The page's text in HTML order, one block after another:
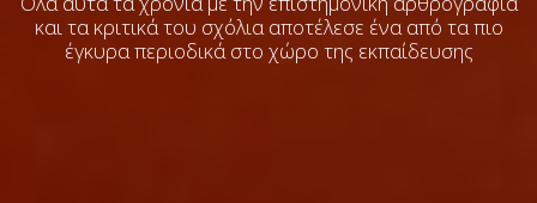
και τα κριτικά του σχόλιααποτέλεσε ένα από τα πιο
έγκυρα περιοδικά στο χώρο της εκπαίδευσης